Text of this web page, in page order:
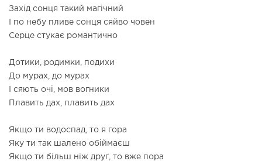
Захід сонця такий магічний
І по небу пливе сонця сяйво човен
Серце стукає романтично
Дотики, родимки, подихи
До мурах, до мурах
І сяють очі, мов вогники
Плавить дах, плавить дах
Якщо ти водоспад, то я гора
Яку ти так шалено обіймаєш
Якщо ти більш ніж друг, то вже пора